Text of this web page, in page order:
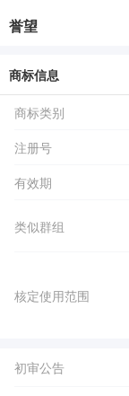
誉望
商标信息
商标类别
注册号
有效期
类似群组
核定使用范围
初审公告